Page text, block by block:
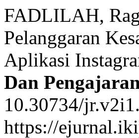
FADLILAH,
Pelanggaran
Aplikasi
Dan
10.30734/
https://